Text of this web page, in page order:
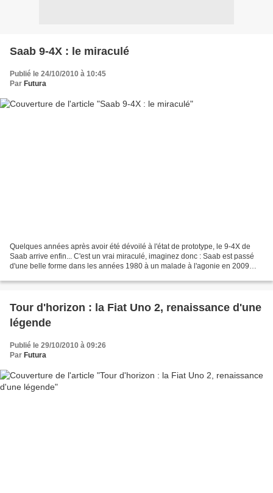
Saab 9-4X : le miraculé
Publié le 24/10/2010 à 10:45
Par Futura
Quelques années après avoir été dévoilé à l'état de prototype, le 9-4X de
Saab arrive enfin... C'est un vrai miraculé, imaginez donc : Saab est passé
d'une belle forme dans les années 1980 à un malade à l'agonie en 2009
Tour d'horizon : la Fiat Uno 2, renaissance d'une
légende
Publié le 29/10/2010 à 09:26
Par Futura